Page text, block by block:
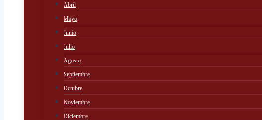
Abril
Mayo
Junio
Julio
Agosto
Septiembre
Octubre
Noviembre
Diciembre